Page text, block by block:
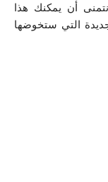
أن يمكنك هذا
التي ستخوضها